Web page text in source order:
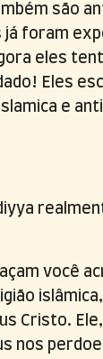
são
foram
eles
Eles
e
você
Cristo.
nos